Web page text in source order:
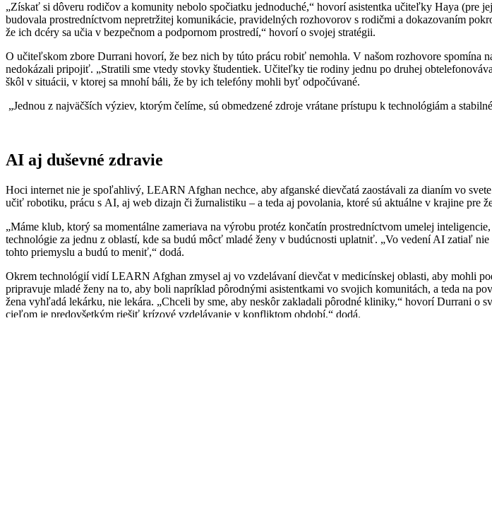
„Získať si dôveru rodičov a komunity nebolo spočiatku jednoduché,“ hovorí asistentka učiteľky Haya
budovala prostredníctvom nepretržitej komunikácie, pravidelných rozhovorov s rodičmi a dokazovaním
že ich dcéry sa učia v bezpečnom a podpornom prostredí,“ hovorí o svojej stratégii.
O učiteľskom zbore Durrani hovorí, že bez nich by túto prácu robiť nemohla. V našom rozhovore spomína
nedokázali pripojiť. „Stratili sme vtedy stovky študentiek. Učiteľky tie rodiny jednu po druhej
škôl v situácii, v ktorej sa mnohí báli, že by ich telefóny mohli byť odpočúvané.
„Jednou z najväčších výziev, ktorým čelíme, sú obmedzené zdroje vrátane prístupu k technológiám a
AI aj duševné zdravie
Hoci internet nie je spoľahlivý, LEARN Afghan nechce, aby afganské dievčatá zaostávali za dianím vo
učiť robotiku, prácu s AI, aj web dizajn či žurnalistiku – a teda aj povolania, ktoré sú aktuálne v krajine pre
„Máme klub, ktorý sa momentálne zameriava na výrobu protéz končatín prostredníctvom umelej
technológie za jednu z oblastí, kde sa budú môcť mladé ženy v budúcnosti uplatniť. „Vo vedení AI zatiaľ
tohto priemyslu a budú to meniť,“ dodá.
Okrem technológií vidí LEARN Afghan zmysel aj vo vzdelávaní dievčat v medicínskej oblasti, aby mohli
pripravuje mladé ženy na to, aby boli napríklad pôrodnými asistentkami vo svojich komunitách, a teda na
žena vyhľadá lekárku, nie lekára. „Chceli by sme, aby neskôr zakladali pôrodné kliniky,“ hovorí Durrani
cieľom je predovšetkým riešiť krízové vzdelávanie v konfliktom období,“ dodá.